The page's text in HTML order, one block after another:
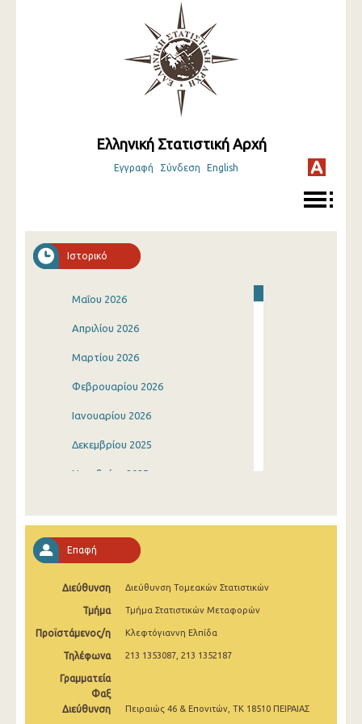
Ελληνική Στατιστική Αρχή
Εγγραφή Σύνδεση English
Ιστορικό
Μαΐου 2026
Απριλίου 2026
Μαρτίου 2026
Φεβρουαρίου 2026
Ιανουαρίου 2026
Δεκεμβρίου 2025
Νοεμβρίου 2025
Αυγούστου 2025
Ιουλίου 2025
Ιουνίου 2025
Μαΐου 2025
Απριλίου 2025
Μαρτίου 2025
Επαφή
Διεύθυνση Διεύθυνση Τομεακών Στατιστικών
Τμήμα Τμήμα Στατιστικών Μεταφορών
Προϊστάμενος/η Κλεφτόγιαννη Ελπίδα
Τηλέφωνα 213 1353087, 213 1352187
Γραμματεία
Φαξ
Διεύθυνση
Πειραιώς 46 & Επονιτών, ΤΚ 18510 ΠΕΙΡΑΙΑΣ